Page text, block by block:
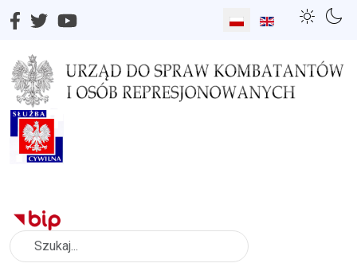
Wybierz swój język
Szukaj